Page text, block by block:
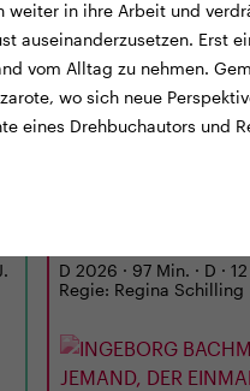
TICKETS TRAILER
D 2026 · 97 Min. · D · 12
Regie: Regina Schilling
weiter in ihre Arbeit und
auseinanderzusetzen. Erst
vom Alltag zu nehmen.
wo sich neue
eines Drehbuchautors und